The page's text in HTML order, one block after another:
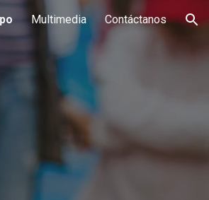
Multimedia Contáctanos